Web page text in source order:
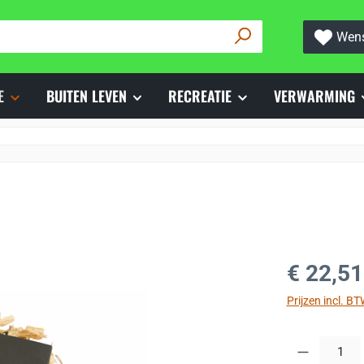
BUITEN LEVEN RECREATIE VERWARMING
Normale prijs:
€ 22,51
Prijzen incl.